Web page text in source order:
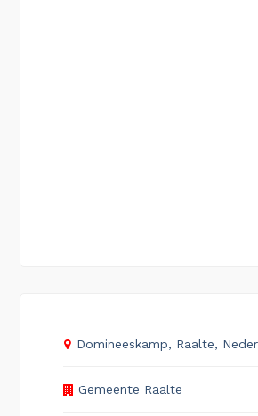
Domineeskamp, Raalte,
Gemeente Raalte